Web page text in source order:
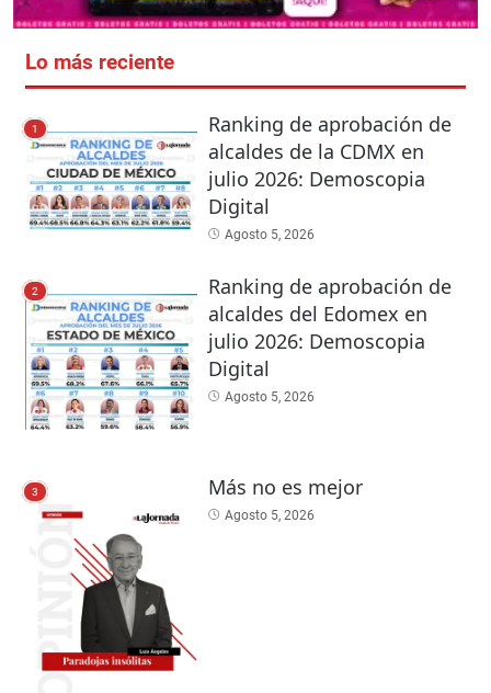
Lo más reciente
1
Ranking de aprobación de
alcaldes de la CDMX en
julio 2026: Demoscopia
Digital
Agosto 5, 2026
2
Ranking de aprobación de
alcaldes del Edomex en
julio 2026: Demoscopia
Digital
Agosto 5, 2026
3 Más no es mejor
Agosto 5, 2026